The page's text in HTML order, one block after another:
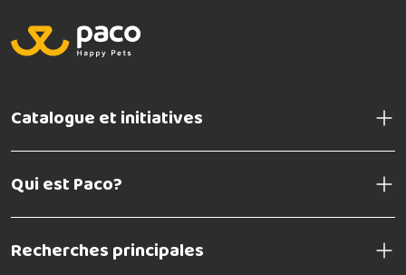
Catalogue et initiatives
Qui est Paco?
Recherches principales